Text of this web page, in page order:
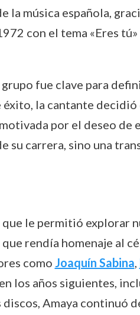
música española,
con el tema «Eres
grupo fue clave para
la cantante decidió
por el deseo de
su carrera, sino una
le permitió explorar
que rendía homenaje al
como Joaquín Sabina,
los años siguientes,
discos, Amaya continuó